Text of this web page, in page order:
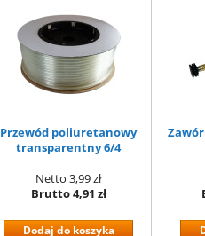
Przewód poliuretanowy
transparentny 6/4
Netto 3,99 zł
Brutto4,91 zł
Dodaj do koszyka